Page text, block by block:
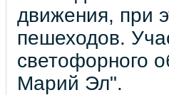
движения, при
пешеходов.
светофорного
Марий Эл".